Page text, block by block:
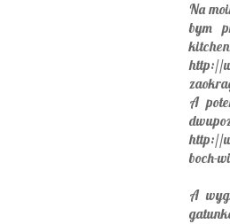
Na
bym
http://
A
http://
boch-
A